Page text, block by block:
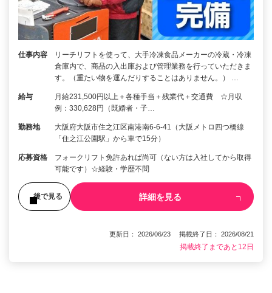
仕事内容
リーチリフトを使って、大手冷凍食品メーカーの冷蔵・冷凍
倉庫内で、商品の入出庫および管理業務を行っていただきま
す。（重たい物を運んだりすることはありません。） …
給与
月給231,500円以上＋各種手当＋残業代＋交通費 ☆月収
例：330,628円（既婚者・子…
勤務地
大阪府大阪市住之江区南港南6-6-41（大阪メトロ四つ橋線
「住之江公園駅」から車で15分）
応募資格
フォークリフト免許あれば尚可（ない方は入社してから取得
可能です）☆経験・学歴不問
後で見る 詳細を見る
更新日： 2026/06/23 掲載終了日： 2026/08/21
掲載終了まであと12日